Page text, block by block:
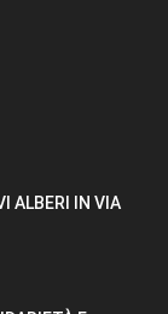
ALBERI IN VIA